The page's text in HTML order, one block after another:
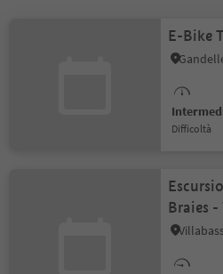
E-Bike
Difficoltà
Braies -